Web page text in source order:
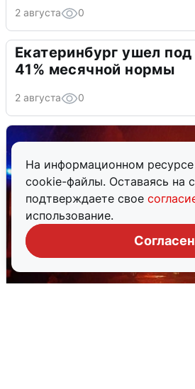
На информационном
cookie-файлы. Оставаясь на
подтверждаете свое
использование.
Согласен
2 августа 0
Екатеринбург ушел
41% месячной нормы
2 августа 0